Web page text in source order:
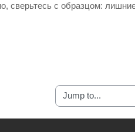
сверьтесь с образцом:
Jump to...